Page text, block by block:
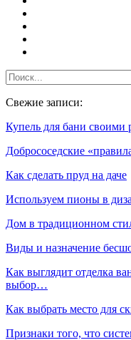
Свежие записи:
Купель для бани своими
Добрососедские
Как сделать пруд на даче
Используем пионы в
Дом в традиционном
Виды и назначение
Как выглядит отделка
выбор…
Как выбрать место для
Признаки того, что